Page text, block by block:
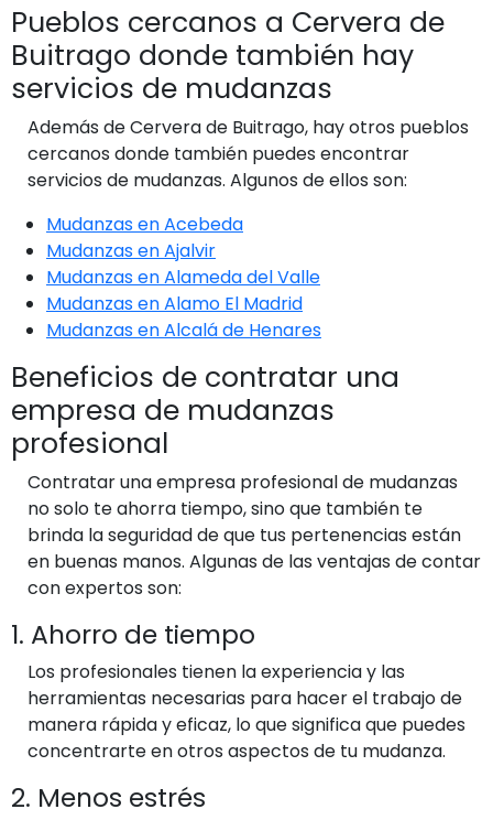
Pueblos cercanos a Cervera de
Buitrago donde también hay
servicios de mudanzas
Además de Cervera de Buitrago, hay otros pueblos
cercanos donde también puedes encontrar
servicios de mudanzas. Algunos de ellos son:
Mudanzas en Acebeda
Mudanzas en Ajalvir
Mudanzas en Alameda del Valle
Mudanzas en Alamo El Madrid
Mudanzas en Alcalá de Henares
Beneficios de contratar una
empresa de mudanzas
profesional
Contratar una empresa profesional de mudanzas
no solo te ahorra tiempo, sino que también te
brinda la seguridad de que tus pertenencias están
en buenas manos. Algunas de las ventajas de contar
con expertos son:
1. Ahorro de tiempo
Los profesionales tienen la experiencia y las
herramientas necesarias para hacer el trabajo de
manera rápida y eficaz, lo que significa que puedes
concentrarte en otros aspectos de tu mudanza.
2. Menos estrés